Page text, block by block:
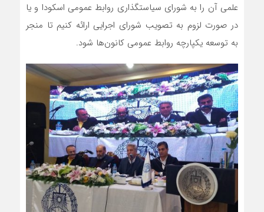
علمی آن را به شورای سیاستگذاری روابط عمومی اسکودا و یا
در صورت لزوم به تصویب شورای اجرایی ارائه کنیم تا منجر
به توسعه یکپارچه روابط عمومی کانون‌ها شود.